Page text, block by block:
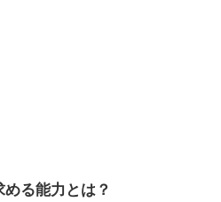
る能力とは？